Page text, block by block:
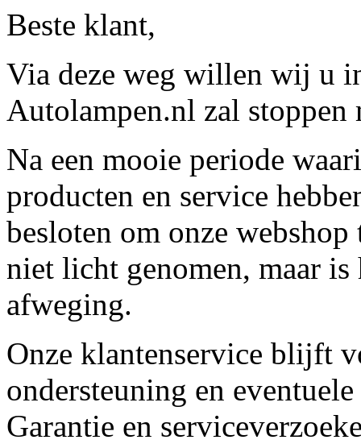
Beste klant,
Via deze weg willen wij u
Autolampen.nl zal stoppen
Na een mooie periode
producten en service
besloten om onze
niet licht genomen, maar
afweging.
Onze klantenservice blijft
ondersteuning en
Garantie en